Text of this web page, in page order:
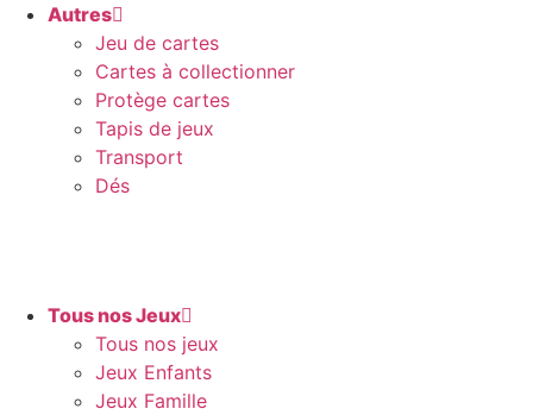
Autres
Jeu de cartes
Cartes à collectionner
Protège cartes
Tapis de jeux
Transport
Dés
Tous nos Jeux
Tous nos jeux
Jeux Enfants
Jeux Famille